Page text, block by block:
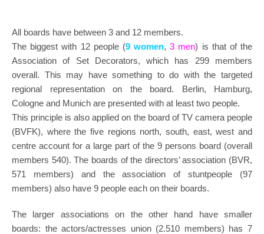
All boards have between 3 and 12 members.
The biggest with 12 people (9 women,3 men) is that of the
Association of Set Decorators, which has 299 members
overall. This may have something to do with the targeted
regional representation on the board. Berlin, Hamburg,
Cologne and Munich are presented with at least two people.
This principle is also applied on the board of TV camera people
(BVFK), where the five regions north, south, east, west and
centre account for a large part of the 9 persons board (overall
members 540). The boards of the directors’ association (BVR,
571 members) and the association of stuntpeople (97
members) also have 9 people each on their boards.
The larger associations on the other hand have smaller
boards: the actors/actresses union (2.510 members) has 7